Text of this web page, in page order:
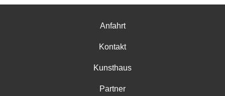
Anfahrt
Kontakt
Kunsthaus
Partner